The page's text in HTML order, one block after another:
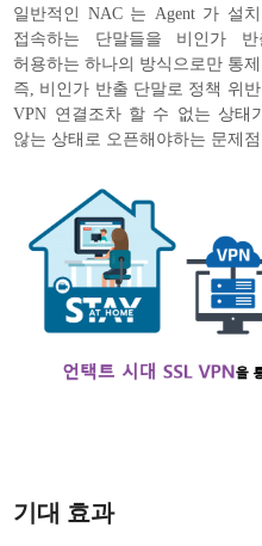
일반적인 NAC 는 Agent 가 설
접속하는 단말들을 비인가
허용하는 하나의 방식으로만 통
즉, 비인가 반출 단말로 정책 위
VPN 연결조차 할 수 없는 상태
않는 상태로 오픈해야하는 문제
기대 효과